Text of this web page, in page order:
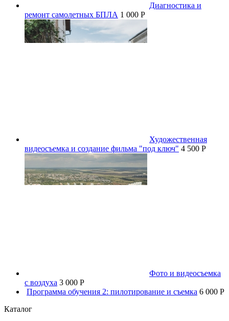
Диагностика и
ремонт самолетных БПЛА 1 000 P
Художественная
видеосъемка и создание фильма "под ключ" 4 500 P
Фото и видеосъемка
с воздуха 3 000 P
Программа обучения 2: пилотирование и съемка 6 000 P
Каталог